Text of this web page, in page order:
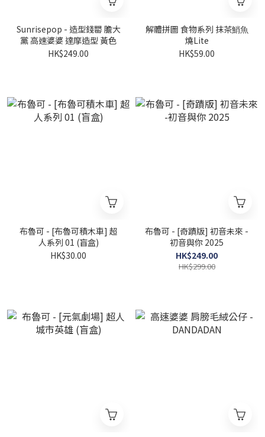
Sunrisepop - 造型錢罌 膽大
黨 高速婆婆 達摩造型 黃色
HK$249.00
解體拼圖 食物系列 抹茶鮹⿂
燒Lite
HK$59.00
布魯可 - [布魯可積木車] 超
人系列 01 (盲盒)
HK$30.00
布魯可 - [奇蹟版] 初音未來 -
初音與你 2025
HK$249.00
HK$299.00